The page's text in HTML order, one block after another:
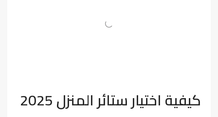
كيفية اختيار ستائر المنزل 2025